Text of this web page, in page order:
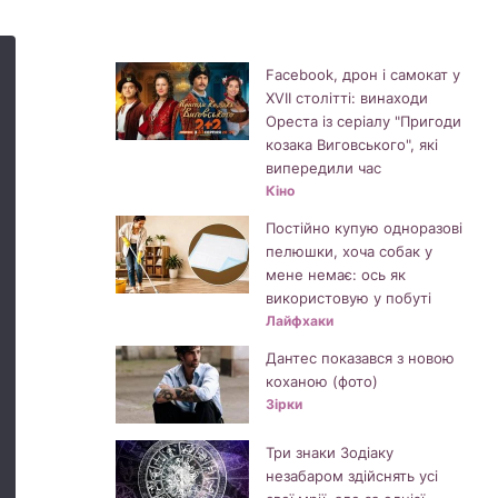
Facebook, дрон і самокат у
XVII столітті: винаходи
Ореста із серіалу "Пригоди
козака Виговського", які
випередили час
Кіно
Постійно купую одноразові
пелюшки, хоча собак у
мене немає: ось як
використовую у побуті
Лайфхаки
Дантес показався з новою
коханою (фото)
Зірки
Три знаки Зодіаку
незабаром здійснять усі